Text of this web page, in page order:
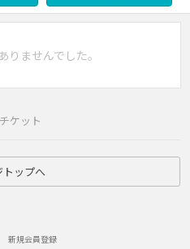
ケット
りませんでした。
トップへ
新規会員登録